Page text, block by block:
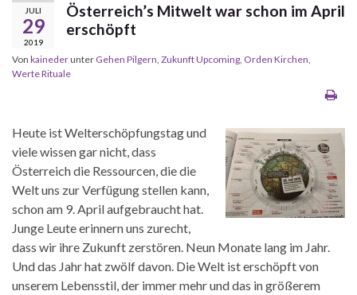
JULI
29
2019
Österreich’s Mitwelt war schon im April
erschöpft
Von kainederunter Gehen Pilgern Zukunft Upcoming Orden Kirchen
Werte Rituale
Heute ist Welterschöpfungstag und
viele wissen gar nicht, dass
Österreich die Ressourcen, die die
Welt uns zur Verfügung stellen kann,
schon am 9. April aufgebraucht hat.
Junge Leute erinnern uns zurecht,
dass wir ihre Zukunft zerstören. Neun Monate lang im Jahr.
Und das Jahr hat zwölf davon. Die Welt ist erschöpft von
unserem Lebensstil, der immer mehr und das in größerem